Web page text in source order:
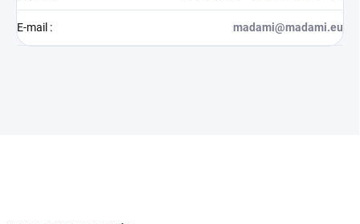
E-mail : madami@madami.eu